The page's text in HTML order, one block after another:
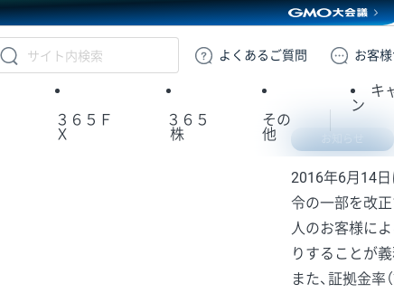
GMOクリック証券
よくある ご質問 お客様
３６５Ｆ
Ｘ
３６５
株
その
他
キ
ン
2016年6月14
令の一部を改正
人のお客様に
りすることが
また、証拠金率